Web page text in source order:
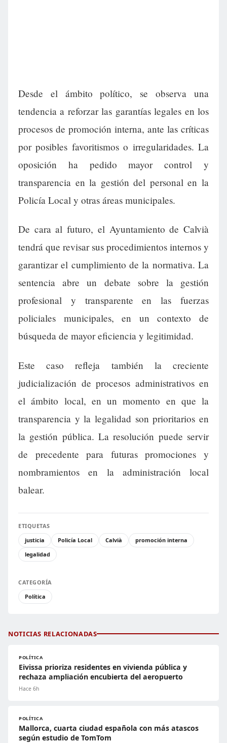
Desde el ámbito político, se observa una
tendencia a reforzar las garantías legales en los
procesos de promoción interna, ante las críticas
por posibles favoritismos o irregularidades. La
oposición ha pedido mayor control y
transparencia en la gestión del personal en la
Policía Local y otras áreas municipales.
De cara al futuro, el Ayuntamiento de Calvià
tendrá que revisar sus procedimientos internos y
garantizar el cumplimiento de la normativa. La
sentencia abre un debate sobre la gestión
profesional y transparente en las fuerzas
policiales municipales, en un contexto de
búsqueda de mayor eficiencia y legitimidad.
Este caso refleja también la creciente
judicialización de procesos administrativos en
el ámbito local, en un momento en que la
transparencia y la legalidad son prioritarios en
la gestión pública. La resolución puede servir
de precedente para futuras promociones y
nombramientos en la administración local
balear.
ETIQUETAS
justicia
Policía Local Calvià
promoción interna
legalidad
CATEGORÍA
Política
NOTICIAS RELACIONADAS
POLÍTICA
Eivissa prioriza residentes en vivienda pública y
rechaza ampliación encubierta del aeropuerto
Hace 6h
POLÍTICA
Mallorca, cuarta ciudad española con más atascos
según estudio de TomTom